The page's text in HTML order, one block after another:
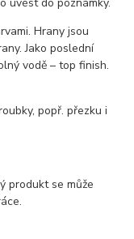
Hrany jsou
Jako poslední
vodě – top finish.
popř. přezku i
produkt se může